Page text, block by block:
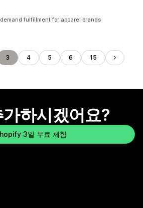
fulfillment for apparel brands
3 4 5 6 15
하시겠어요?
3일 무료 체험